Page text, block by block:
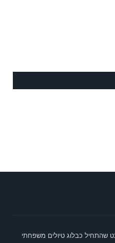
שהתחיל כבלוג טיולים משפחתי